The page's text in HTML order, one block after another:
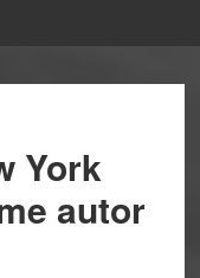
York
autor